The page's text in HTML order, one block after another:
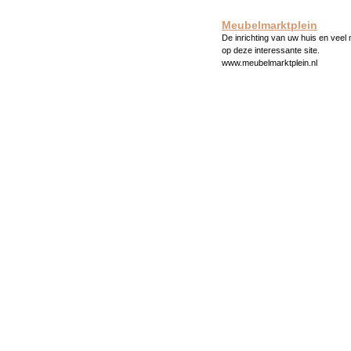
Meubelmarktplein
De inrichting van uw huis en veel
op deze interessante site.
www.meubelmarktplein.nl